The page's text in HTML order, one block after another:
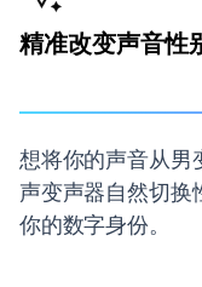
精准改变声音性
想将你的声音从
声变声器自然切换
你的数字身份。